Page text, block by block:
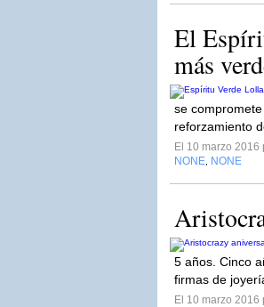
El
más
se
reforzamiento
El 10 marzo 2016
NONE NONE
5 años. Cinco
firmas de
El 10 marzo 2016